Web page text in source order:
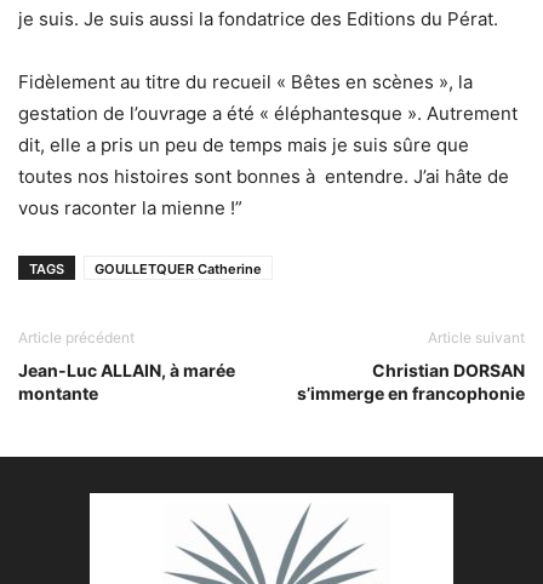
je suis. Je suis aussi la fondatrice des Editions du Pérat.
Fidèlement au titre du recueil « Bêtes en scènes », la
gestation de l’ouvrage a été « éléphantesque ». Autrement
dit, elle a pris un peu de temps mais je suis sûre que
toutes nos histoires sont bonnes à entendre. J’ai hâte de
vous raconter la mienne !”
TAGS GOULLETQUER Catherine
Article précédent
Jean-Luc ALLAIN, à marée
montante
Article suivant
Christian DORSAN
s’immerge en francophonie